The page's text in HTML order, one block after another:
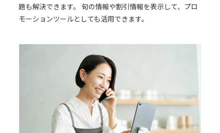
題も解決できます。 旬の情報や割引情報を表示して、プロ
モーションツールとしても活用できます。